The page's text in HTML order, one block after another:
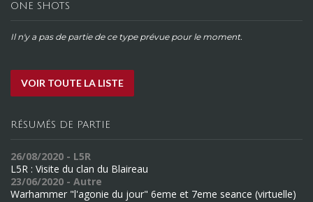
ONE SHOTS
Il n'y a pas de partie de ce type prévue pour le moment.
VOIR TOUTE LA LISTE
RÉSUMÉS DE PARTIE
26/08/2020 - L5R
L5R : Visite du clan du Blaireau
23/06/2020 - Autre
Warhammer "l'agonie du jour" 6eme et 7eme seance (virtuelle)